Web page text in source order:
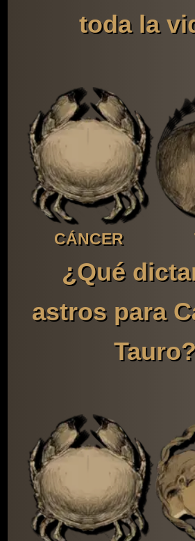
toda la
CÁNCER
¿Qué
astros para